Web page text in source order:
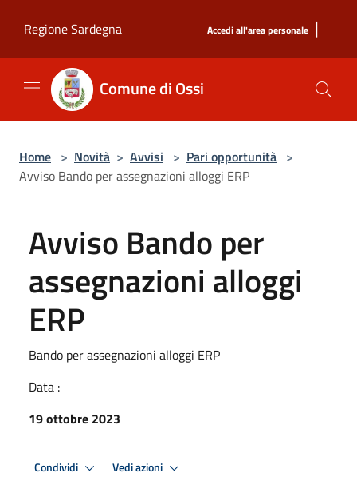
Regione Sardegna
Accedi all'area personale |
Comune di Ossi
Home > Novità > Avvisi > Pari opportunità >
Avviso Bando per assegnazioni alloggi ERP
Avviso Bando per
assegnazioni alloggi
ERP
Bando per assegnazioni alloggi ERP
Data :
19 ottobre 2023
Condividi Vedi azioni